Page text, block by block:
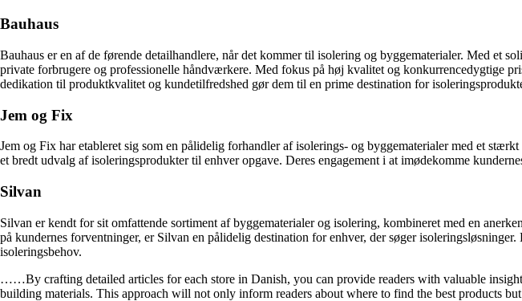
Bauhaus
Bauhaus er en af de førende detailhandlere, når det kommer til isolering og byggematerialer. Med et
private forbrugere og professionelle håndværkere. Med fokus på høj kvalitet og konkurrencedygtige
dedikation til produktkvalitet og kundetilfredshed gør dem til en prime destination for
Jem og Fix
Jem og Fix har etableret sig som en pålidelig forhandler af isolerings- og byggematerialer med et
et bredt udvalg af isoleringsprodukter til enhver opgave. Deres engagement i at imødekomme
Silvan
Silvan er kendt for sit omfattende sortiment af byggematerialer og isolering, kombineret med en
på kundernes forventninger, er Silvan en pålidelig destination for enhver, der søger
isoleringsbehov.
……By crafting detailed articles for each store in Danish, you can provide readers with valuable
building materials. This approach will not only inform readers about where to find the best products